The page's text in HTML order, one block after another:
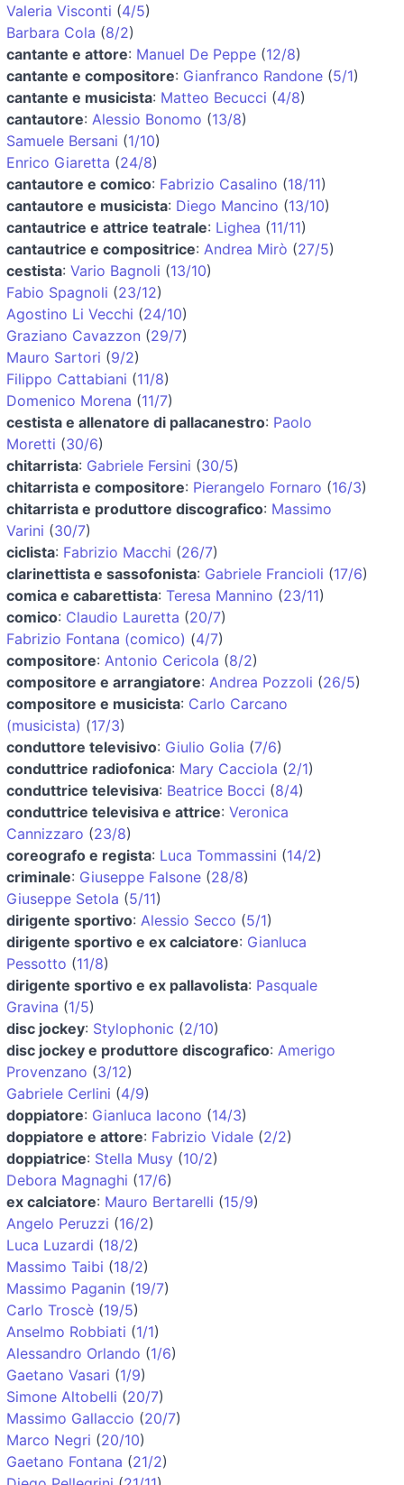
Valeria Visconti (4/5)
Barbara Cola (8/2)
cantante e attore: Manuel De Peppe (12/8)
cantante e compositore: Gianfranco Randone (5/1)
cantante e musicista: Matteo Becucci (4/8)
cantautore: Alessio Bonomo (13/8)
Samuele Bersani (1/10)
Enrico Giaretta (24/8)
cantautore e comico: Fabrizio Casalino (18/11)
cantautore e musicista: Diego Mancino (13/10)
cantautrice e attrice teatrale: Lighea (11/11)
cantautrice e compositrice: Andrea Mirò (27/5)
cestista: Vario Bagnoli (13/10)
Fabio Spagnoli (23/12)
Agostino Li Vecchi (24/10)
Graziano Cavazzon (29/7)
Mauro Sartori (9/2)
Filippo Cattabiani (11/8)
Domenico Morena (11/7)
cestista e allenatore di pallacanestro: Paolo
Moretti (30/6)
chitarrista: Gabriele Fersini (30/5)
chitarrista e compositore: Pierangelo Fornaro (16/3)
chitarrista e produttore discografico: Massimo
Varini (30/7)
ciclista: Fabrizio Macchi (26/7)
clarinettista e sassofonista: Gabriele Francioli (17/6)
comica e cabarettista: Teresa Mannino (23/11)
comico: Claudio Lauretta (20/7)
Fabrizio Fontana (comico) (4/7)
compositore: Antonio Cericola (8/2)
compositore e arrangiatore: Andrea Pozzoli (26/5)
compositore e musicista: Carlo Carcano
(musicista) (17/3)
conduttore televisivo: Giulio Golia (7/6)
conduttrice radiofonica: Mary Cacciola (2/1)
conduttrice televisiva: Beatrice Bocci (8/4)
conduttrice televisiva e attrice: Veronica
Cannizzaro (23/8)
coreografo e regista: Luca Tommassini (14/2)
criminale: Giuseppe Falsone (28/8)
Giuseppe Setola (5/11)
dirigente sportivo: Alessio Secco (5/1)
dirigente sportivo e ex calciatore: Gianluca
Pessotto (11/8)
dirigente sportivo e ex pallavolista: Pasquale
Gravina (1/5)
disc jockey: Stylophonic (2/10)
disc jockey e produttore discografico: Amerigo
Provenzano (3/12)
Gabriele Cerlini (4/9)
doppiatore: Gianluca Iacono (14/3)
doppiatore e attore: Fabrizio Vidale (2/2)
doppiatrice: Stella Musy (10/2)
Debora Magnaghi (17/6)
ex calciatore: Mauro Bertarelli (15/9)
Angelo Peruzzi (16/2)
Luca Luzardi (18/2)
Massimo Taibi (18/2)
Massimo Paganin (19/7)
Carlo Troscè (19/5)
Anselmo Robbiati (1/1)
Alessandro Orlando (1/6)
Gaetano Vasari (1/9)
Simone Altobelli (20/7)
Massimo Gallaccio (20/7)
Marco Negri (20/10)
Gaetano Fontana (21/2)